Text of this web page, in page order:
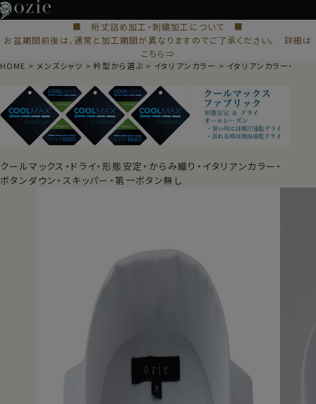
■ 裄丈詰め加工・刺繍加工について ■
お盆期間前後は、通常と加工期間が異なりますのでご了承ください。 詳細は
こちら⇒
HOME メンズシャツ 衿型から選ぶ イタリアンカラー イタリアンカラー・スキ
クールマックス・ドライ・形態安定・からみ織り・イタリアンカラー・
ボタンダウン・スキッパー・第一ボタン無し